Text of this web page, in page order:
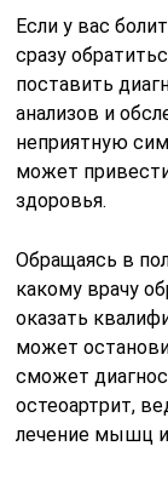
Если у вас
сразу
поставить
анализов и
неприятную
может
здоровья.
Обращаясь в
какому врачу
оказать
может
сможет
остеоартрит,
лечение мышц и